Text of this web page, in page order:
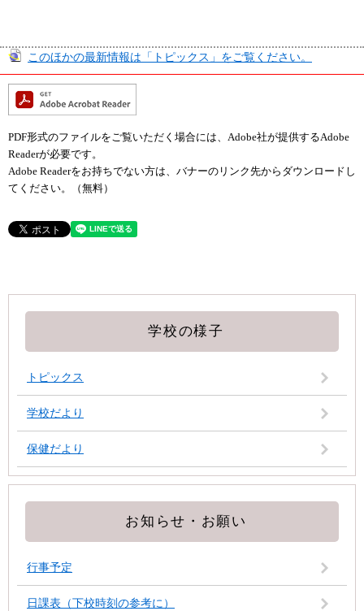
このほかの最新情報は「トピックス」をご覧ください。
PDF形式のファイルをご覧いただく場合には、Adobe社が提供するAdobe
Readerが必要です。
Adobe Readerをお持ちでない方は、バナーのリンク先からダウンロードし
てください。（無料）
学校の様子
トピックス
学校だより
保健だより
お知らせ・お願い
行事予定
日課表（下校時刻の参考に）